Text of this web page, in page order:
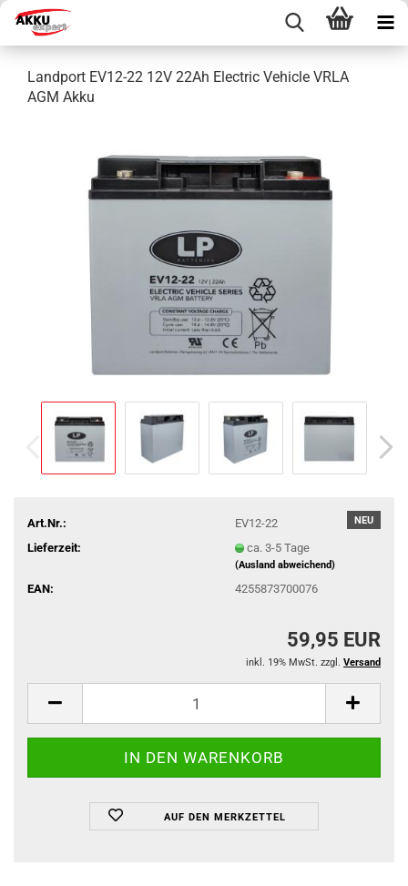
Landport EV12-22 12V 22Ah Electric Vehicle VRLA
AGM Akku
NEU
Art.Nr.:
EV12-22
Lieferzeit:
ca. 3-5 Tage
(Ausland abweichend)
EAN: 4255873700076
59,95 EUR
inkl. 19% MwSt. zzgl. Versand
AUF DEN MERKZETTEL